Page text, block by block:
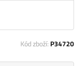
Kód zboží: P34720